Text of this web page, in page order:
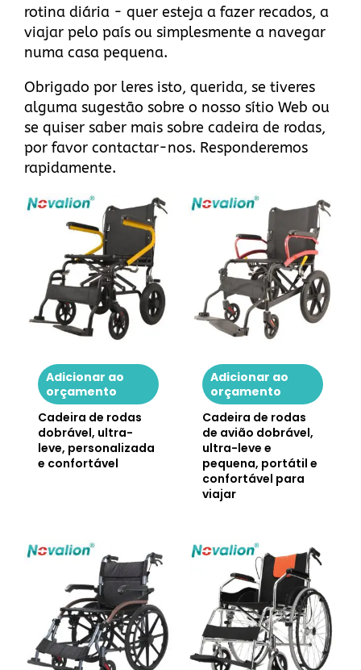
rotina diária - quer esteja a fazer recados, a
viajar pelo país ou simplesmente a navegar
numa casa pequena.
Obrigado por leres isto, querida, se tiveres
alguma sugestão sobre o nosso sítio Web ou
se quiser saber mais sobre cadeira de rodas,
por favor contactar-nos. Responderemos
rapidamente.
Adicionar ao
orçamento
Cadeira de rodas
dobrável, ultra-
leve, personalizada
e confortável
Adicionar ao
orçamento
Cadeira de rodas
de avião dobrável,
ultra-leve e
pequena, portátil e
confortável para
viajar